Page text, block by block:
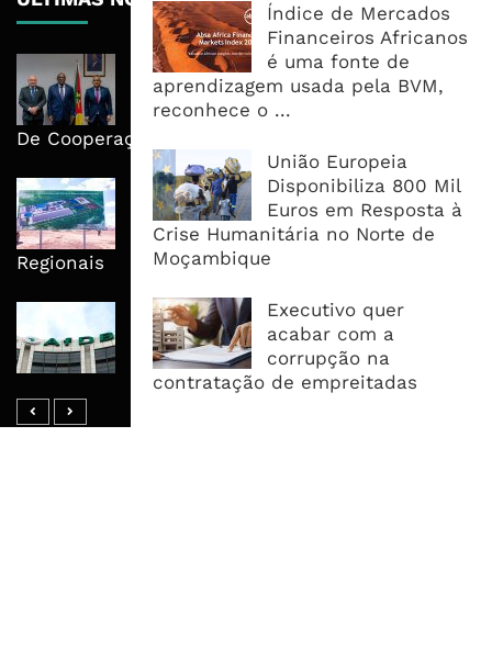
Índice de Mercados
Financeiros Africanos
é uma fonte de
aprendizagem usada pela BVM,
reconhece o ...
União Europeia
Disponibiliza 800 Mil
Euros em Resposta à
Crise Humanitária no Norte de
Moçambique
Executivo quer
acabar com a
corrupção na
contratação de empreitadas
Moçambique E ECA Colocam
Emprego, Industrialização E
Execução No Centro Da Nova Agenda
De Cooperação
Nova Capacidade Cimenteira Coloca
Moçambique No Caminho Da Auto-
Suficiência E Das Exportações
Regionais
AfDB Aprova US$265 Milhões E
Acelera Ligação Da Zâmbia Ao
Corredor Do Lobito